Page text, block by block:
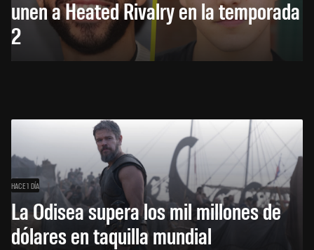
unen a Heated Rivalry en la temporada
2
HACE 1 DÍA
La Odisea supera los mil millones de
dólares en taquilla mundial